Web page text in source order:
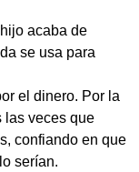
acaba de
se usa para
el dinero. Por la
las veces que
confiando en que
serían.